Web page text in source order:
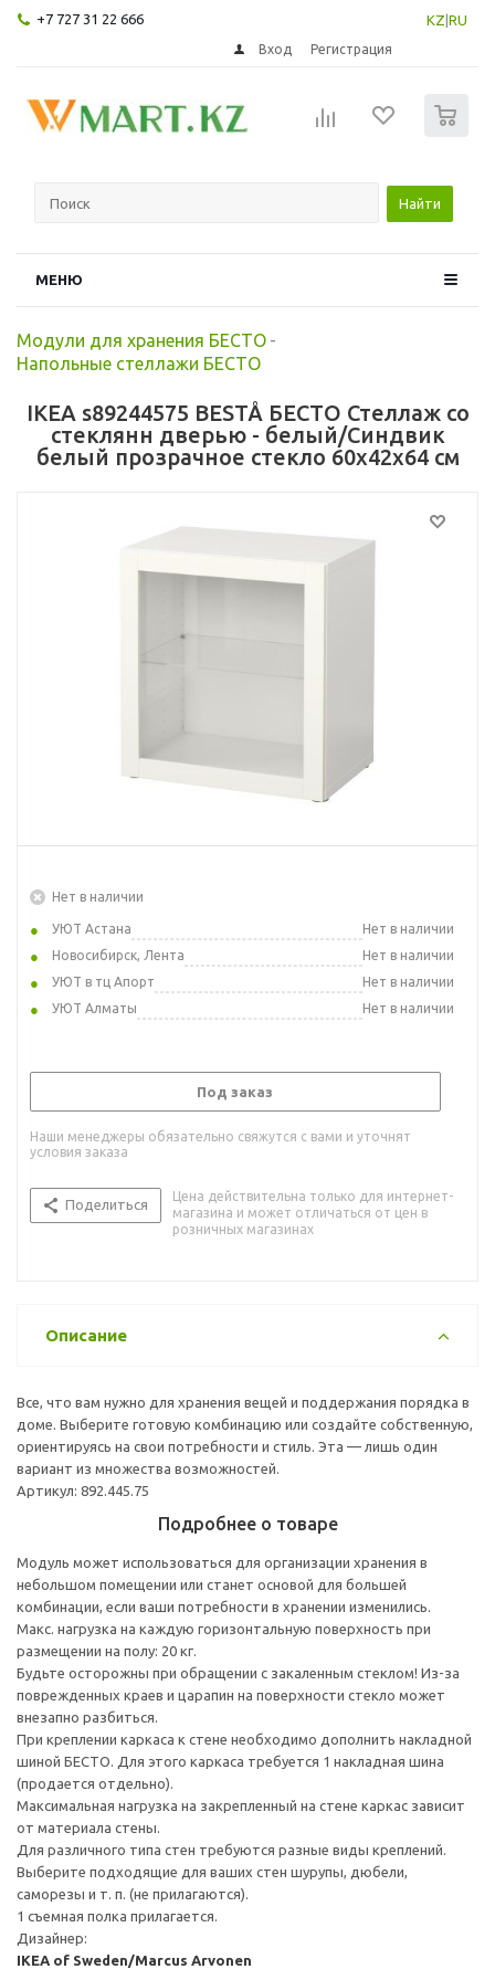
+7 727 31 22 666 KZ RU
Вход Регистрация
Найти
МЕНЮ
Модули для хранения БЕСТО -
Напольные стеллажи БЕСТО
IKEA s89244575 BESTÅ БЕСТО Стеллаж со
стеклянн дверью - белый/Синдвик
белый прозрачное стекло 60x42x64 см
Нет в наличии
УЮТ Астана
Нет в наличии
Новосибирск, Лента
Нет в наличии
УЮТ в тц Апорт
Нет в наличии
УЮТ Алматы
Нет в наличии
Под заказ
Наши менеджеры обязательно свяжутся с вами и уточнят
условия заказа
Поделиться
Цена действительна только для интернет-
магазина и может отличаться от цен в
розничных магазинах
Описание
Все, что вам нужно для хранения вещей и поддержания порядка в
доме. Выберите готовую комбинацию или создайте собственную,
ориентируясь на свои потребности и стиль. Эта — лишь один
вариант из множества возможностей.
Артикул: 892.445.75
Подробнее о товаре
Модуль может использоваться для организации хранения в
небольшом помещении или станет основой для большей
комбинации, если ваши потребности в хранении изменились.
Макс. нагрузка на каждую горизонтальную поверхность при
размещении на полу: 20 кг.
Будьте осторожны при обращении с закаленным стеклом! Из-за
поврежденных краев и царапин на поверхности стекло может
внезапно разбиться.
При креплении каркаса к стене необходимо дополнить накладной
шиной БЕСТО. Для этого каркаса требуется 1 накладная шина
(продается отдельно).
Максимальная нагрузка на закрепленный на стене каркас зависит
от материала стены.
Для различного типа стен требуются разные виды креплений.
Выберите подходящие для ваших стен шурупы, дюбели,
саморезы и т. п. (не прилагаются).
1 съемная полка прилагается.
Дизайнер:
IKEA of Sweden/Marcus Arvonen